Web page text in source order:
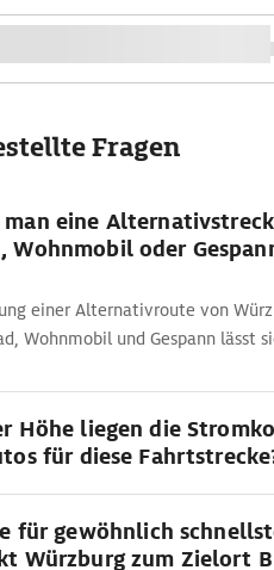
Fragen
man eine
Wohnmobil oder
einer Alternativroute von
Wohnmobil und Gespann lässt
Höhe liegen die
für diese
für gewöhnlich
Würzburg zum Zielort